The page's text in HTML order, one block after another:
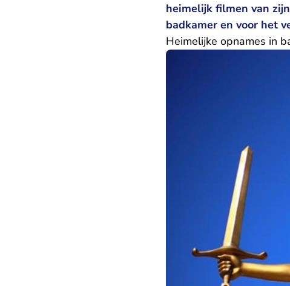
heimelijk filmen van
badkamer en voor het
Heimelijke opnames in